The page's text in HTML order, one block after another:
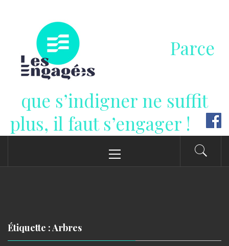
contenu
Parce
que s’indigner ne suffit
plus, il faut s’engager !
principal
Étiquette : Arbres